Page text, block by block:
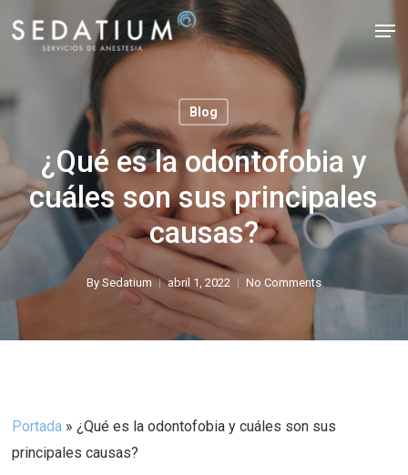
content
Blog
¿Qué es la odontofobia y
cuáles son sus principales
causas?
By Sedatium abril 1, 2022 No Comments
Portada »¿Qué es la odontofobia y cuáles son sus
principales causas?